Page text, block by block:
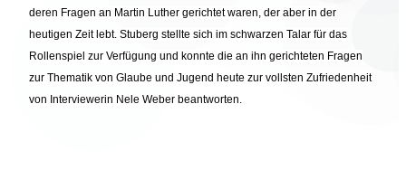
deren Fragen an Martin Luther gerichtet waren, der aber in der
heutigen Zeit lebt. Stuberg stellte sich im schwarzen Talar für das
Rollenspiel zur Verfügung und konnte die an ihn gerichteten Fragen
zur Thematik von Glaube und Jugend heute zur vollsten Zufriedenheit
von Interviewerin Nele Weber beantworten.